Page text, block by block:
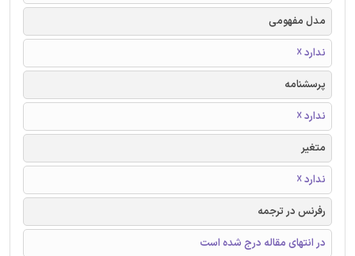
مدل مفهومی
ندارد ☓
پرسشنامه
ندارد ☓
متغیر
ندارد ☓
رفرنس در ترجمه
در انتهای مقاله درج شده است